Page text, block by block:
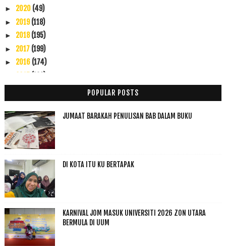
► 2020 (49)
► 2019(118)
► 2018(195)
► 2017 (199)
► 2016 (174)
▼2013(53)
►Disember(1)
►November(1)
►Oktober(3)
►Julai(1)
▼Jun(5)
Daging Bakar Danok
Padang besar jadi la yer...
Nasi gulai kambing kodiang
POPULAR POSTS
JUMAAT BARAKAH PENULISAN BAB DALAM BUKU
DI KOTA ITU KU BERTAPAK
KARNIVAL JOM MASUK UNIVERSITI 2026 ZON UTARA
BERMULA DI UUM